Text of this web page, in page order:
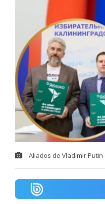
Aliados de Vladimir